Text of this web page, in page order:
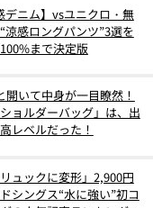
デニム】vsユニクロ・無
感ロングパンツ”3選を
まで決定版
開いて中身が一目瞭然！
ョルダーバッグ」は、出
レベルだった！
ュックに変形」2,900円
シングス“水に強い”初コ